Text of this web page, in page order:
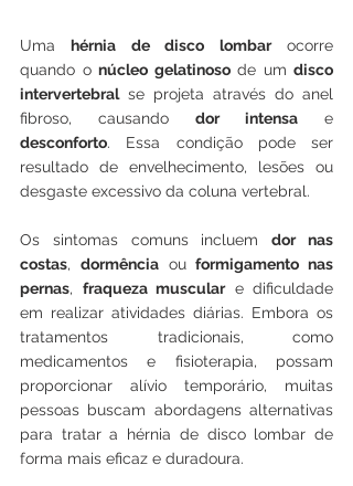
Uma hérnia de disco lombar ocorre
quando o núcleo gelatinoso de um disco
intervertebral se projeta através do anel
fibroso, causando dor intensa
desconforto. Essa condição pode ser
resultado de envelhecimento, lesões ou
desgaste excessivo da coluna vertebral.
Os sintomas comuns incluem dor nas
costas, dormência ou formigamento nas
pernas, fraqueza muscular e dificuldade
em realizar atividades diárias. Embora os
tratamentos tradicionais, como
medicamentos e fisioterapia, possam
proporcionar alívio temporário, muitas
pessoas buscam abordagens alternativas
para tratar a hérnia de disco lombar de
forma mais eficaz e duradoura.